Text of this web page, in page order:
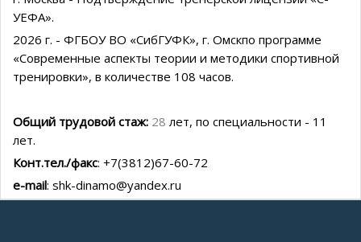
УЕФА».
2026 г. - ФГБОУ ВО «СибГУФК», г. Омскпо программе
«Современные аспекты теории и методики спортивной
тренировки», в количестве 108 часов.
Общий трудовой стаж: 28 лет, по специальности - 11
лет.
Конт.тел./факс: +7(3812)67-60-72
e-mail: shk-dinamo@yandex.ru